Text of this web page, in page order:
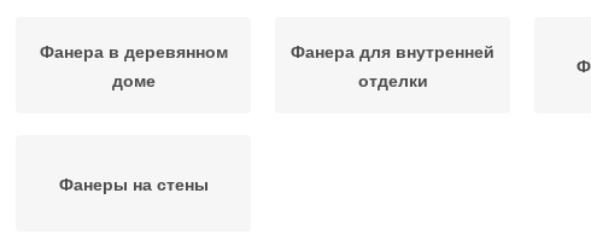
Фанера в деревянном
доме
Фанера для внутренней
отделки
Фанеры на стены